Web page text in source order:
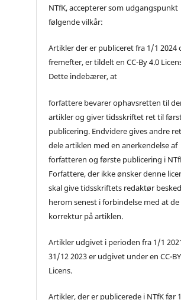
NTfK, accepterer som udgangspunkt
følgende vilkår:
Artikler der er publiceret fra 1/1 2024
fremefter, er tildelt en CC-By 4.0
Dette indebærer, at
forfattere bevarer ophavsretten til
artikler og giver tidsskriftet ret til
publicering. Endvidere gives andre
dele artiklen med en anerkendelse af
forfatteren og første publicering i
Forfattere, der ikke ønsker denne
skal give tidsskriftets redaktør besked
herom senest i forbindelse med at
korrektur på artiklen.
Artikler udgivet i perioden fra 1/1
31/12 2023 er udgivet under en CC-
Licens.
Artikler, der er publicerede i NTfK før